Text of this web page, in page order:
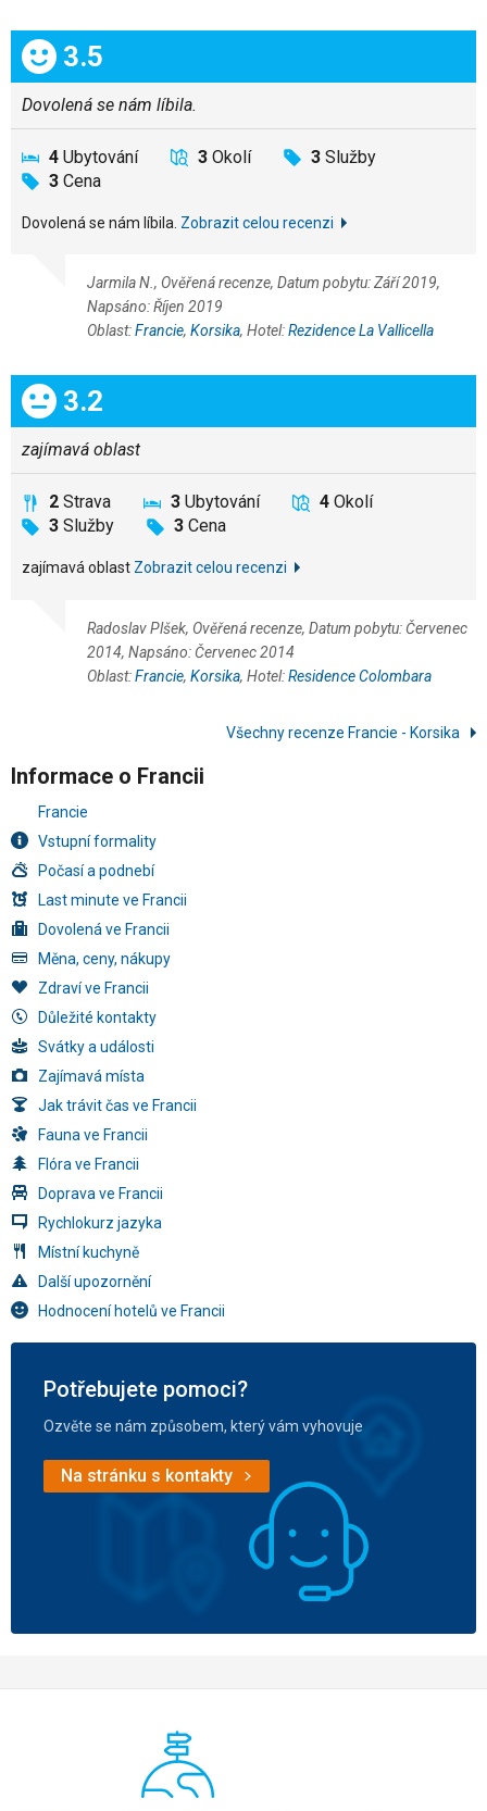
Celkem:
3.5
Dovolená se nám líbila.
4 Ubytování 3 Okolí 3 Služby
3 Cena
Dovolená se nám líbila. Zobrazit celou recenzi
Jarmila N., Ověřená recenze, Datum pobytu: Září 2019,
Napsáno: Říjen 2019
Oblast:Francie, Korsika, Hotel:Rezidence La Vallicella
Celkem:
3.2
zajímavá oblast
2 Strava 3 Ubytování 4 Okolí
3 Služby 3 Cena
zajímavá oblast Zobrazit celou recenzi
Radoslav Plšek, Ověřená recenze, Datum pobytu: Červenec
2014, Napsáno: Červenec 2014
Oblast:Francie, Korsika, Hotel:Residence Colombara
Všechny recenze Francie - Korsika
Informace o Francii
Francie
Vstupní formality
Počasí a podnebí
Last minute ve Francii
Dovolená ve Francii
Měna, ceny, nákupy
Zdraví ve Francii
Důležité kontakty
Svátky a události
Zajímavá místa
Jak trávit čas ve Francii
Fauna ve Francii
Flóra ve Francii
Doprava ve Francii
Rychlokurz jazyka
Místní kuchyně
Další upozornění
Hodnocení hotelů ve Francii
Potřebujete pomoci?
Ozvěte se nám způsobem, který vám vyhovuje
Na stránku s kontakty